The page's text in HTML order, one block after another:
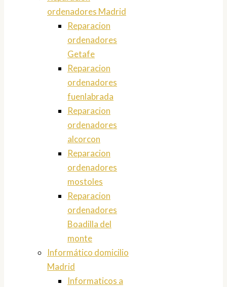
ordenadores Madrid
Reparacion
ordenadores
Getafe
Reparacion
ordenadores
fuenlabrada
Reparacion
ordenadores
alcorcon
Reparacion
ordenadores
mostoles
Reparacion
ordenadores
Boadilla del
monte
Informático domicilio
Madrid
Informaticos a